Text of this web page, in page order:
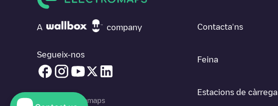
A company
Segueix-nos
© 2026 Electromaps
Contacta'ns
Feina
Estacions de càrrega